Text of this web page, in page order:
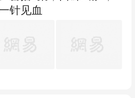
针见血